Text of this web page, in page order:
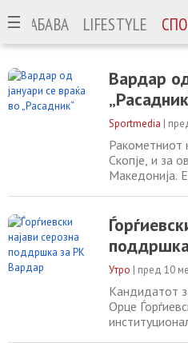
ЗАБАВА LIFESTYLE
Вардар
Sportmedia |
Ракометниот
Скопје, и за
Македонија.
месец е
мечеви ќе ги
Расадник,
каде што
Утро | пред 10
Кандидатот
Орце